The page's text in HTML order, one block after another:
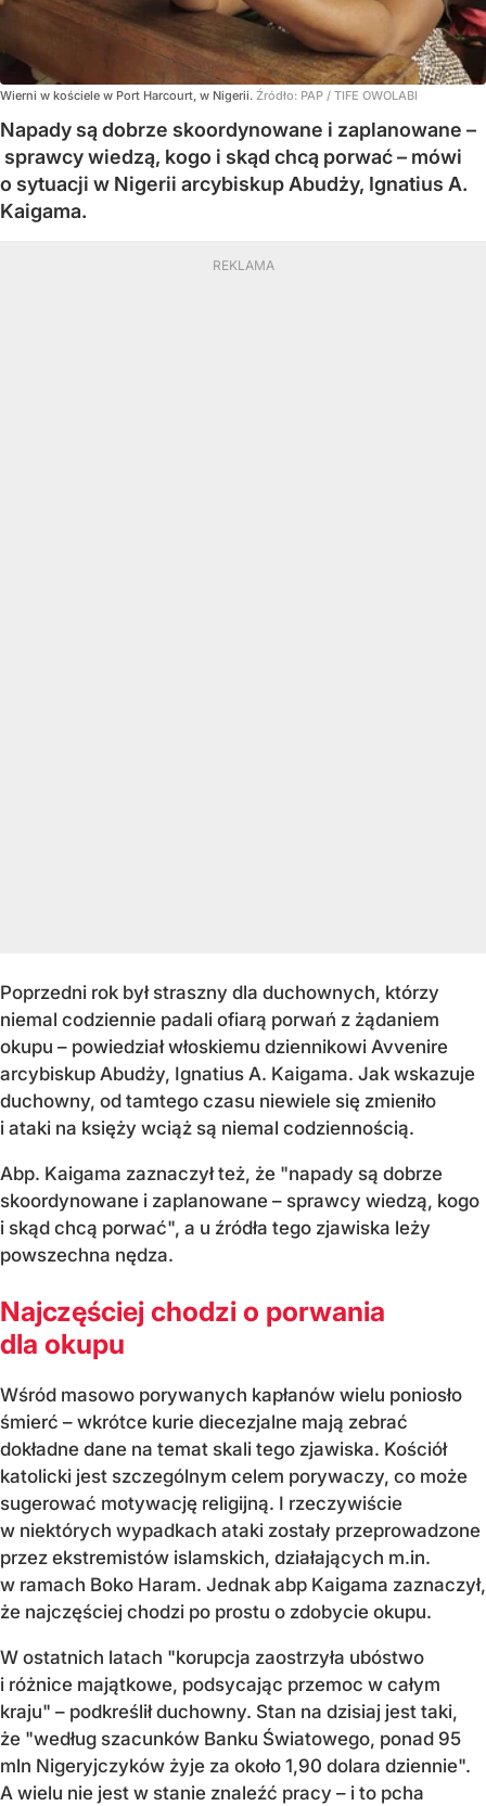
Wierni w kościele w Port Harcourt, w Nigerii. Źródło: PAP / TIFE OWOLABI
Napady są dobrze skoordynowane i zaplanowane –
sprawcy wiedzą, kogo i skąd chcą porwać – mówi
o sytuacji w Nigerii arcybiskup Abudży, Ignatius A.
Kaigama.
Poprzedni rok był straszny dla duchownych, którzy
niemal codziennie padali ofiarą porwań z żądaniem
okupu – powiedział włoskiemu dziennikowi Avvenire
arcybiskup Abudży, Ignatius A. Kaigama. Jak wskazuje
duchowny, od tamtego czasu niewiele się zmieniło
i ataki na księży wciąż są niemal codziennością.
Abp. Kaigama zaznaczył też, że "napady są dobrze
skoordynowane i zaplanowane – sprawcy wiedzą, kogo
i skąd chcą porwać", a u źródła tego zjawiska leży
powszechna nędza.
Najczęściej chodzi o porwania
dla okupu
Wśród masowo porywanych kapłanów wielu poniosło
śmierć – wkrótce kurie diecezjalne mają zebrać
dokładne dane na temat skali tego zjawiska. Kościół
katolicki jest szczególnym celem porywaczy, co może
sugerować motywację religijną. I rzeczywiście
w niektórych wypadkach ataki zostały przeprowadzone
przez ekstremistów islamskich, działających m.in.
w ramach Boko Haram. Jednak abp Kaigama zaznaczył,
że najczęściej chodzi po prostu o zdobycie okupu.
W ostatnich latach "korupcja zaostrzyła ubóstwo
i różnice majątkowe, podsycając przemoc w całym
kraju" – podkreślił duchowny. Stan na dzisiaj jest taki,
że "według szacunków Banku Światowego, ponad 95
mln Nigeryjczyków żyje za około 1,90 dolara dziennie".
A wielu nie jest w stanie znaleźć pracy – i to pcha